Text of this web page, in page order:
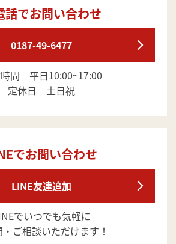
話でお問い合わせ
0187-49-6477
間 平日10:00~17:00
定休日 土日祝
でお問い合わせ
LINE友達追加
でいつでも気軽に
・ご相談いただけます！